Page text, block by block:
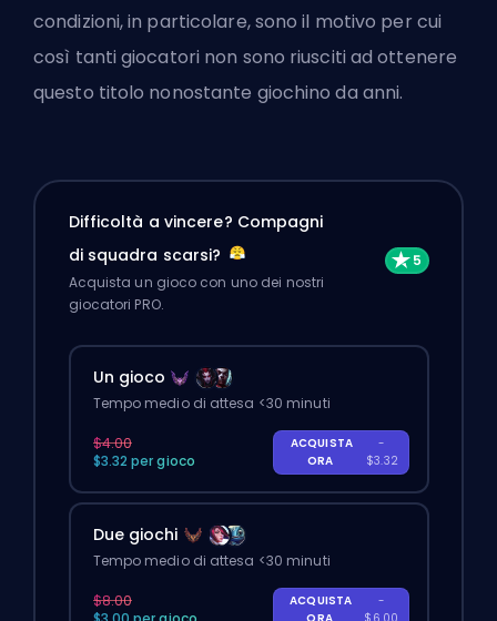
condizioni, in particolare, sono il motivo per cui
così tanti giocatori non sono riusciti ad ottenere
questo titolo nonostante giochino da anni.
Difficoltà a vincere? Compagni
di squadra scarsi?
Acquista un gioco con uno dei nostri
giocatori PRO.
Un gioco
Tempo medio di attesa <30 minuti
$4.00
$3.32 per gioco
ACQUISTA
ORA
-
$3.32
Due giochi
Tempo medio di attesa <30 minuti
$8.00
ACQUISTA
-